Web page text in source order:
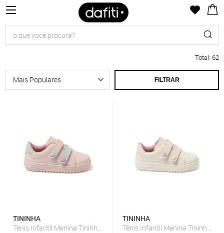
Total: 62
FILTRAR
TININHA
Tênis Infantil Menina Tininha Volta as Aulas Casual Escolar
TININHA
Tênis Infantil Menina Tininha